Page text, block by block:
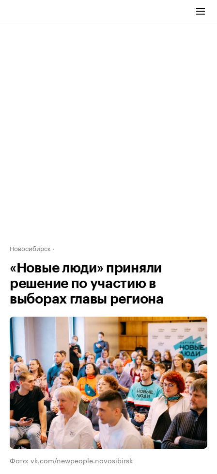
Новосибирск
«Новые люди» приняли
решение по участию в
выборах главы региона
Фото: vk.com/newpeople.novosibirsk